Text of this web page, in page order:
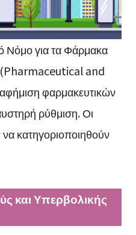
Νόμο για τα Φάρμακα
(Pharmaceutical and
φαρμακευτικών
ρύθμιση. Οι
κατηγοριοποιηθούν
και Υπερβολικής